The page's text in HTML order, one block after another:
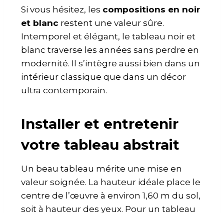
Si vous hésitez, les compositions en noir
et blanc restent une valeur sûre.
Intemporel et élégant, le tableau noir et
blanc traverse les années sans perdre en
modernité. Il s’intègre aussi bien dans un
intérieur classique que dans un décor
ultra contemporain.
Installer et entretenir
votre tableau abstrait
Un beau tableau mérite une mise en
valeur soignée. La hauteur idéale place le
centre de l’œuvre à environ 1,60 m du sol,
soit à hauteur des yeux. Pour un tableau